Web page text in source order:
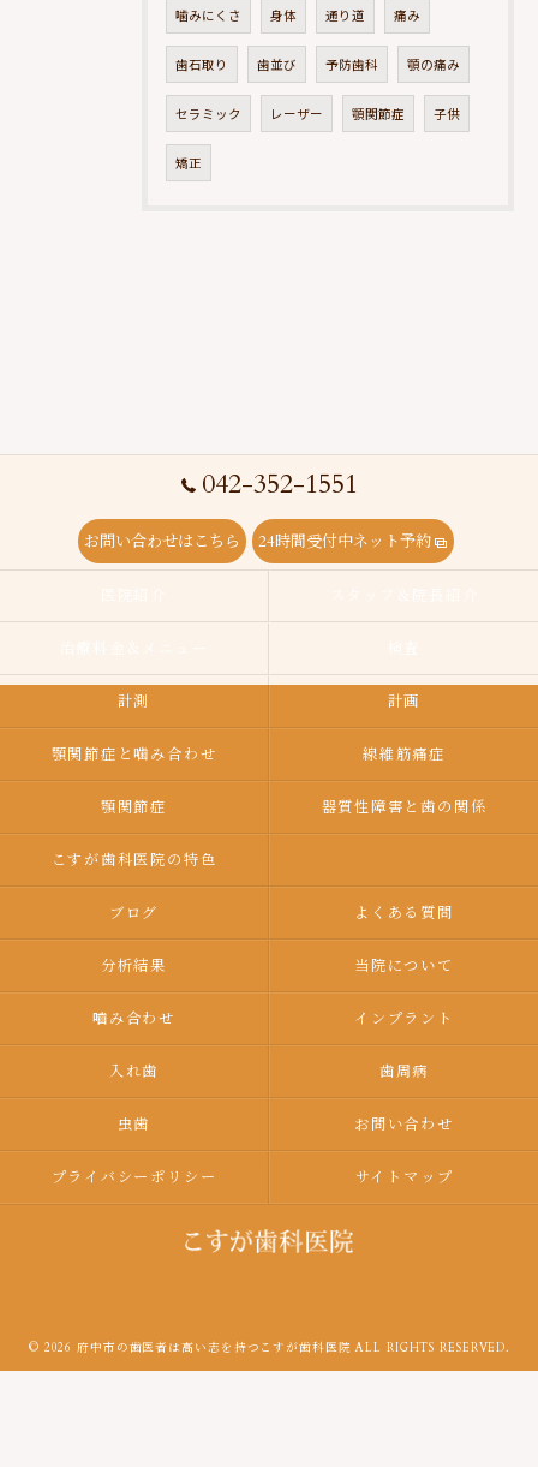
噛みにくさ 身体 通り道 痛み
歯石取り 歯並び 予防歯科 顎の痛み
セラミック レーザー 顎関節症 子供
矯正
042-352-1551
お問い合わせはこちら 24時間受付中ネット予約
計測 計画
顎関節症と噛み合わせ 線維筋痛症
顎関節症 器質性障害と歯の関係
こすが歯科医院の特色
ブログ よくある質問
分析結果 当院について
嚙み合わせ インプラント
入れ歯 歯周病
虫歯 お問い合わせ
プライバシーポリシー サイトマップ
© 2026 府中市の歯医者は高い志を持つこすが歯科医院 ALL RIGHTS RESERVED.